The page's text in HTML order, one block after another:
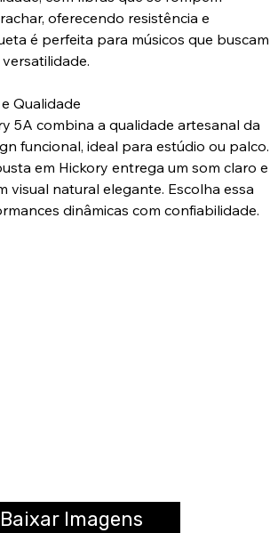
oferecendo resistência e
é perfeita para músicos que buscam
Qualidade
5A combina a qualidade artesanal da
funcional, ideal para estúdio ou palco.
em Hickory entrega um som claro e
visual natural elegante. Escolha essa
dinâmicas com confiabilidade.
Baixar Imagens